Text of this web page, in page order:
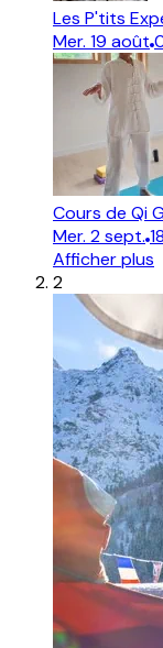
Les P'tits
Mer. 19 août
Cours de Qi
Mer. 2sept.
Afficher plus
2